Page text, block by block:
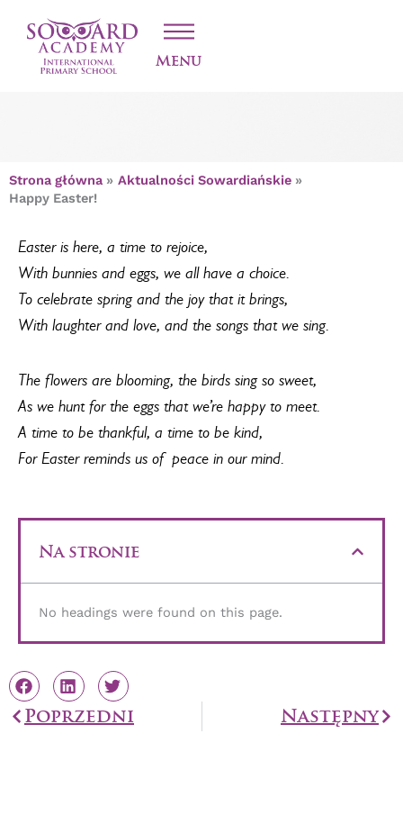
Menu
HAPPY EASTER!
Strona główna
Aktualności Sowardiańskie
Happy Easter!
Easter is here, a time to rejoice,
With bunnies and eggs, we all have a choice.
To celebrate spring and the joy that it brings,
With laughter and love, and the songs that we sing.
The flowers are blooming, the birds sing so sweet,
As we hunt for the eggs that we’re happy to meet.
A time to be thankful, a time to be kind,
For Easter reminds us of peace in our mind.
Na stronie
No headings were found on this page.
PrevPoprzedni Następny